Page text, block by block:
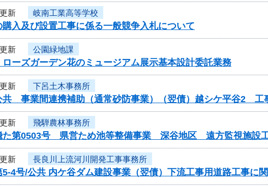
新 岐南工業高等学校
入及び設置工事に係る一般競争入札について
新 公園緑地課
ローズガーデン花のミュージアム展示基本設計委託業務
新 下呂土木事務所
共 事業間連携補助（通常砂防事業）（翌債）越シケ平谷2 工
新 飛騨農林事務所
た第0503号 県営ため池等整備事業 深谷地区 遠方監視施設
新 長良川上流河川開発工事事務所
5-4号/公共 内ケ谷ダム建設事業（翌債）下流工事用道路工事に